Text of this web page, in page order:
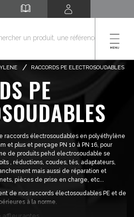
/ RACCORDS PE ELECTROSOUDABLES
PE
raccords électrosoudables en polyéthylène
et plus et perçage PN 10 à PN 16, pour
de produits pehd electrosoudable se
, réductions, coudes, tés, adaptateurs,
mais aussi de réparation et
pièces de prise en charge, etc...
de nos raccords électosoudables PE et de
à la norme.